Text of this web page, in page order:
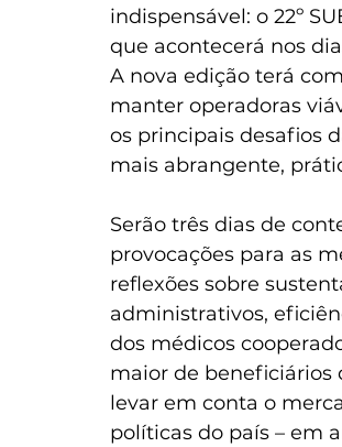
indispensável: o 22º
que acontecerá nos
A nova edição terá
manter operadoras
os principais desafios
mais abrangente,
Serão três dias de
provocações para as
reflexões sobre
administrativos,
dos médicos
maior de beneficiários
levar em conta o
políticas do país – em